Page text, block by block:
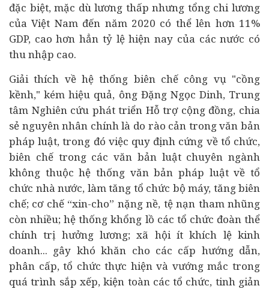
đặc biệt, mặc dù lương thấp nhưng tổng chi lương
của Việt Nam đến năm 2020 có thể lên hơn 11%
GDP, cao hơn hẳn tỷ lệ hiện nay của các nước có
thu nhập cao.
Giải thích về hệ thống biên chế công vụ "cồng
kềnh," kém hiệu quả, ông Đặng Ngọc Dinh, Trung
tâm Nghiên cứu phát triển Hỗ trợ cộng đồng, chia
sẻ nguyên nhân chính là do rào cản trong văn bản
pháp luật, trong đó việc quy định cứng về tổ chức,
biên chế trong các văn bản luật chuyên ngành
không thuộc hệ thống văn bản pháp luật về tổ
chức nhà nước, làm tăng tổ chức bộ máy, tăng biên
chế; cơ chế “xin-cho” nặng nề, tệ nạn tham nhũng
còn nhiều; hệ thống khổng lồ các tổ chức đoàn thể
chính trị hưởng lương; xã hội ít khích lệ kinh
doanh... gây khó khăn cho các cấp hướng dẫn,
phân cấp, tổ chức thực hiện và vướng mắc trong
quá trình sắp xếp, kiện toàn các tổ chức, tinh giản